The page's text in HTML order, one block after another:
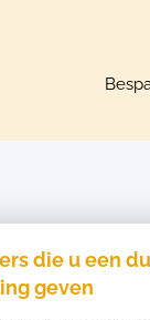
die u een
geven